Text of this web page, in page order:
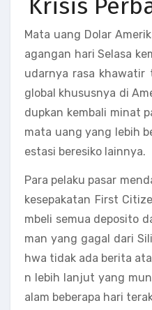
Krisis
Mata uang Dolar
agangan hari Selasa
udarnya rasa khawatir
global khususnya di
dupkan kembali minat
mata uang yang lebih
estasi beresiko lainnya.
Para pelaku pasar
kesepakatan First
mbeli semua deposito
man yang gagal dari
hwa tidak ada berita
n lebih lanjut yang
alam beberapa hari